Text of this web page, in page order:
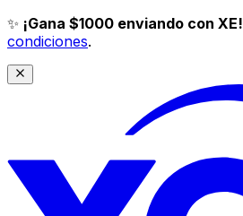
✨ ¡Gana $1000 enviando con XE!
condiciones.